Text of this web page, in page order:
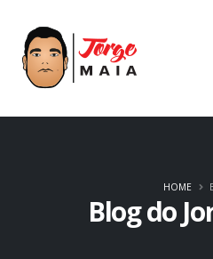
Blog do
HOME